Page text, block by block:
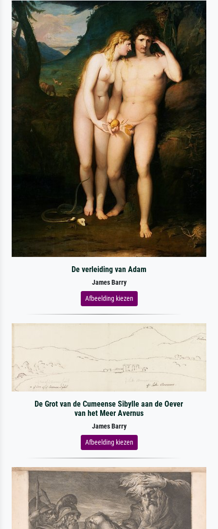
De verleiding van Adam
James Barry
Afbeelding kiezen
De Grot van de Cumeense Sibylle aan de Oever
van het Meer Avernus
James Barry
Afbeelding kiezen